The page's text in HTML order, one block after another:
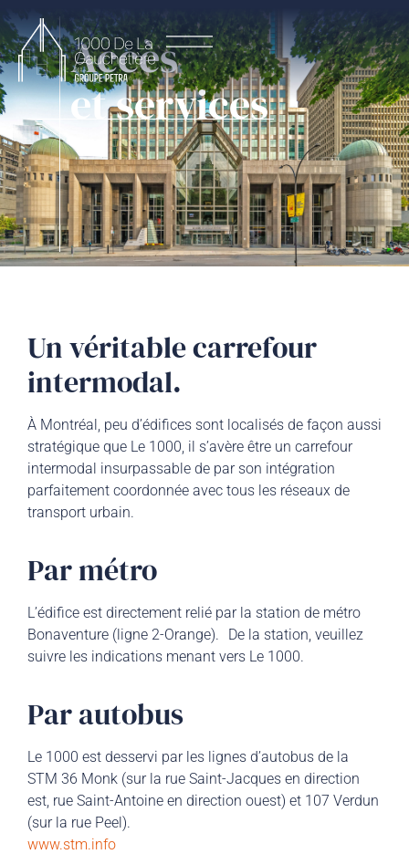
Accès
et services
Un véritable carrefour
intermodal.
À Montréal, peu d’édifices sont localisés de façon aussi
stratégique que Le 1000, il s’avère être un carrefour
intermodal insurpassable de par son intégration
parfaitement coordonnée avec tous les réseaux de
transport urbain.
Par métro
L’édifice est directement relié par la station de métro
Bonaventure (ligne 2-Orange). De la station, veuillez
suivre les indications menant vers Le 1000.
Par autobus
Le 1000 est desservi par les lignes d’autobus de la
STM 36 Monk (sur la rue Saint-Jacques en direction
est, rue Saint-Antoine en direction ouest) et 107 Verdun
(sur la rue Peel).
www.stm.info